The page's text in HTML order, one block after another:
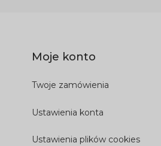
Moje konto
Twoje zamówienia
Ustawienia konta
Ustawienia plików cookies